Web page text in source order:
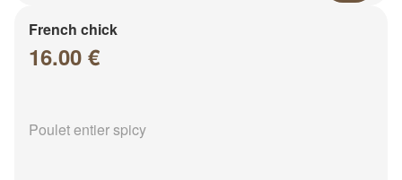
French chick
16.00 €
Poulet entier spicy